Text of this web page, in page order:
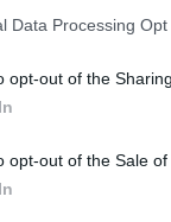
Data Processing
opt-out of the
opt-out of the Sale of
Ponte
consigli per
Sarà un filo
e
ogni palato.